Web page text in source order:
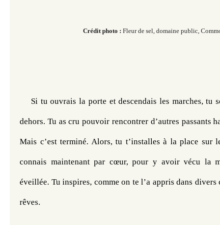
Crédit photo : Fleur de sel, domaine public,
Si tu ouvrais la porte et descendais les marches, tu
dehors. Tu as cru pouvoir rencontrer d’autres passants
Mais c’est terminé. Alors, tu t’installes à la place sur
connais maintenant par cœur, pour y avoir vécu la
éveillée. Tu inspires, comme on te l’a appris dans divers
rêves.